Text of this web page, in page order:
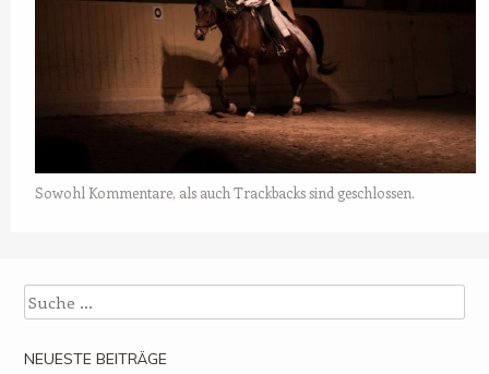
Sowohl Kommentare, als auch Trackbacks sind geschlossen.
Suche
NEUESTE BEITRÄGE